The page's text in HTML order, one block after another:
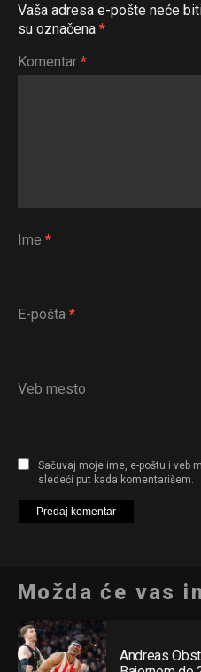
Vaša adresa e-pošte neće
su označena *
Komentar *
Ime *
E-pošta *
Veb mesto
Sačuvaj moje ime, e-poštu i veb
sledeći put kada komentarišem.
Možda će vas
Andreas